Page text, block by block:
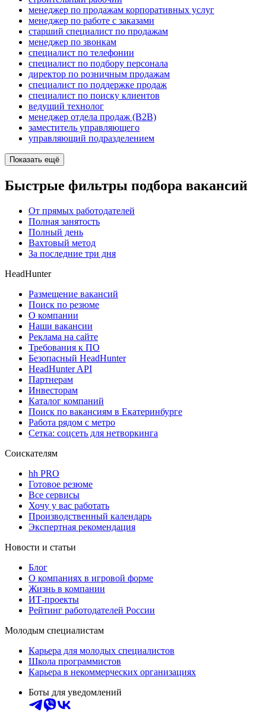
менеджер по продажам корпоративных услуг
менеджер по работе с заказами
старший специалист по продажам
менеджер по звонкам
специалист по телефонии
специалист по подбору персонала
директор по розничным продажам
специалист по поддержке продаж
специалист по поиску клиентов
ведущий технолог
менеджер отдела продаж (B2B)
заместитель управляющего
управляющий подразделением
Показать ещё
Быстрые фильтры подбора вакансий
От прямых работодателей
Полная занятость
Полный день
Вахтовый метод
За последние три дня
HeadHunter
Размещение вакансий
Поиск по резюме
О компании
Наши вакансии
Реклама на сайте
Требования к ПО
Безопасный HeadHunter
HeadHunter API
Партнерам
Инвесторам
Каталог компаний
Поиск по вакансиям в Екатеринбурге
Работа рядом с метро
Сетка: соцсеть для нетворкинга
Соискателям
hh PRO
Готовое резюме
Все сервисы
Хочу у вас работать
Производственный календарь
Экспертная рекомендация
Новости и статьи
Блог
О компаниях в игровой форме
Жизнь в компании
ИТ-проекты
Рейтинг работодателей России
Молодым специалистам
Карьера для молодых специалистов
Школа программистов
Карьера в некоммерческих организациях
Боты для уведомлений